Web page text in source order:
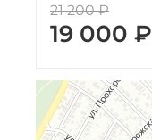
21 200 ₽
19 000 ₽